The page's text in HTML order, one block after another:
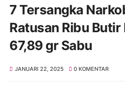
7 Tersangka
Ratusan Ribu Butir
67,89 gr Sabu
JANUARI 22, 2025 0 KOMENTAR